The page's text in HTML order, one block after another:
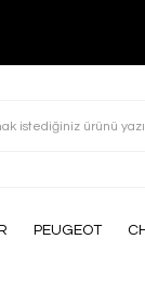
PEUGEOT